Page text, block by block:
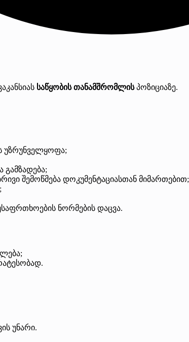
საწყობის თანამშრომლისპოზიციაზე.
უზრუნველყოფა;
გამზადება;
შემოწმება დოკუმენტაციასთან მიმართებით;
ნორმების დაცვა.
უნარი.